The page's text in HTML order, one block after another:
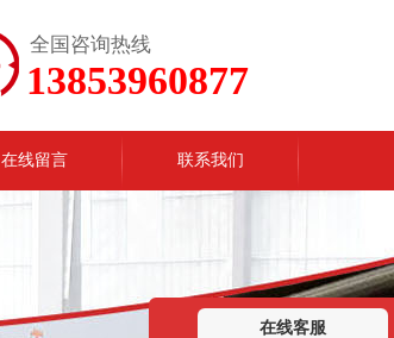
全国咨询热线
13853960877
在线留言 联系我们
在线客服